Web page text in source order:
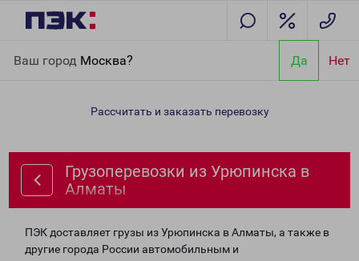
Ваш город Москва? Да Нет
Алматы
Рассчитать и заказать перевозку
Грузоперевозки из Урюпинска в
Алматы
ПЭК доставляет грузы из Урюпинска в Алматы, а также в
другие города России автомобильным и